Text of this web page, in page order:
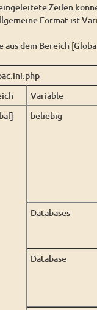
Zeilen
Format ist
aus dem Bereich
Variable
beliebig
Databases
Database